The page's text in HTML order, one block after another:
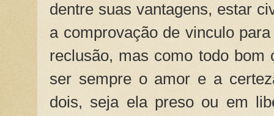
dentre suas vantagens, estar
a comprovação de vinculo
reclusão, mas como todo bom
ser sempre o amor e a
dois, seja ela preso ou em